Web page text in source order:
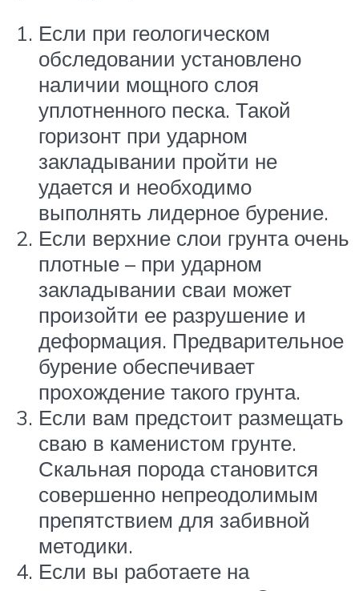
Если при геологическом
обследовании установлено
наличии мощного слоя
уплотненного песка. Такой
горизонт при ударном
закладывании пройти не
удается и необходимо
выполнять лидерное бурение.
Если верхние слои грунта очень
плотные – при ударном
закладывании сваи может
произойти ее разрушение и
деформация. Предварительное
бурение обеспечивает
прохождение такого грунта.
Если вам предстоит размещать
сваю в каменистом грунте.
Скальная порода становится
совершенно непреодолимым
препятствием для забивной
методики.
Если вы работаете на